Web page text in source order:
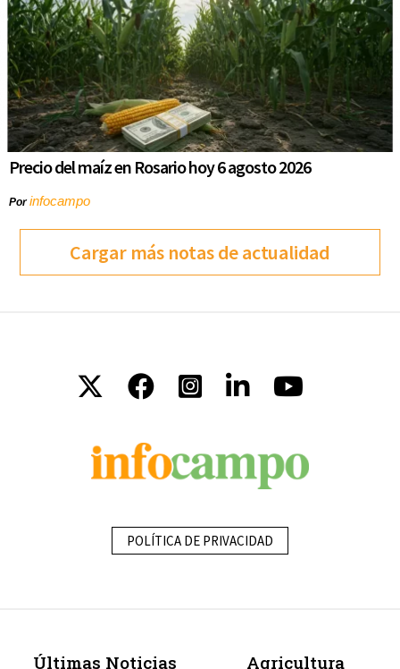
Precio del maíz en Rosario hoy 6 agosto 2026
Porinfocampo
Cargar más notas de actualidad
POLÍTICA DE PRIVACIDAD
Últimas Noticias
Agricultura